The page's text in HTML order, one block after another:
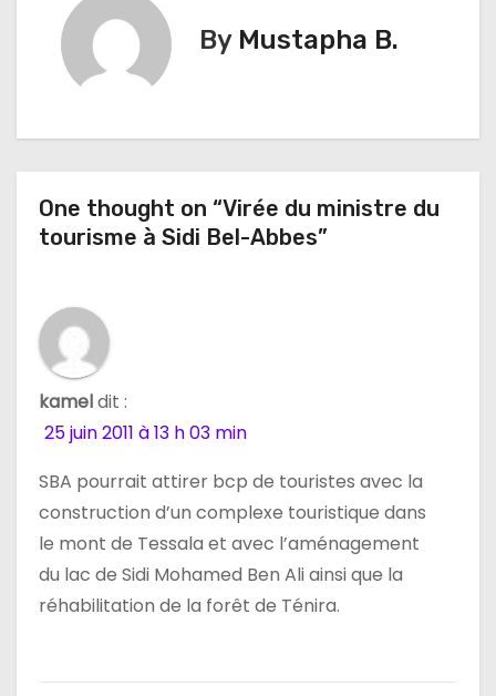
a
t
n
d
e
a
r
By Mustapha B.
One thought on “Virée du ministre du
tourisme à Sidi Bel-Abbes”
kameldit :
25 juin 2011 à 13 h 03 min
SBA pourrait attirer bcp de touristes avec la
construction d’un complexe touristique dans
le mont de Tessala et avec l’aménagement
du lac de Sidi Mohamed Ben Ali ainsi que la
réhabilitation de la forêt de Ténira.